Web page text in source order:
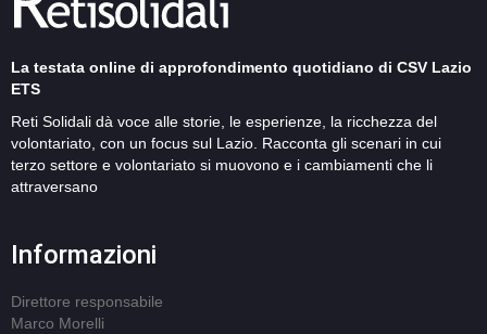
La testata online di approfondimento quotidiano di CSV Lazio
ETS
Reti Solidali dà voce alle storie, le esperienze, la ricchezza del
volontariato, con un focus sul Lazio. Racconta gli scenari in cui
terzo settore e volontariato si muovono e i cambiamenti che li
attraversano
Informazioni
Direttore responsabile
Marco Morelli